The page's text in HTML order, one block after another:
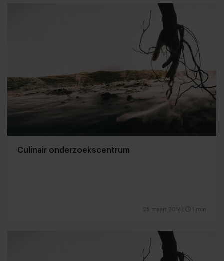
Culinair onderzoekscentrum
25 maart 2014 1 min